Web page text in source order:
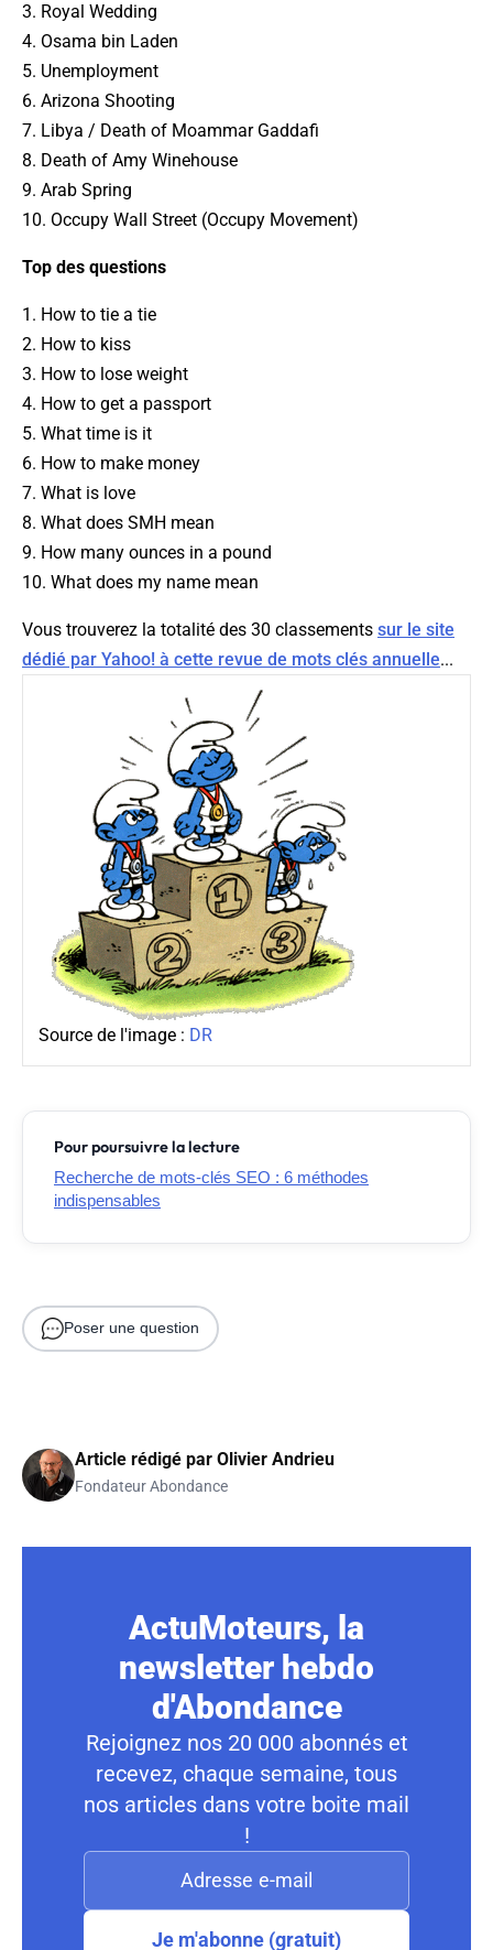
3. Royal Wedding
4. Osama bin Laden
5. Unemployment
6. Arizona Shooting
7. Libya / Death of Moammar Gaddafi
8. Death of Amy Winehouse
9. Arab Spring
10. Occupy Wall Street (Occupy Movement)
Top des questions
1. How to tie a tie
2. How to kiss
3. How to lose weight
4. How to get a passport
5. What time is it
6. How to make money
7. What is love
8. What does SMH mean
9. How many ounces in a pound
10. What does my name mean
Vous trouverez la totalité des 30 classements sur le site
dédié par Yahoo! à cette revue de mots clés annuelle...
Source de l'image : DR
Pour poursuivre la lecture
Recherche de mots-clés SEO : 6 méthodes
indispensables
Poser une question
Article rédigé par Olivier Andrieu
Fondateur Abondance
ActuMoteurs, la
newsletter hebdo
d'Abondance
Rejoignez nos 20 000 abonnés et
recevez, chaque semaine, tous
nos articles dans votre boite mail
!
Je m'abonne (gratuit)